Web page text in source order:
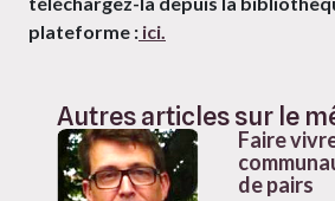
plateforme : ici.
Autres articles sur le
Faire
de pairs